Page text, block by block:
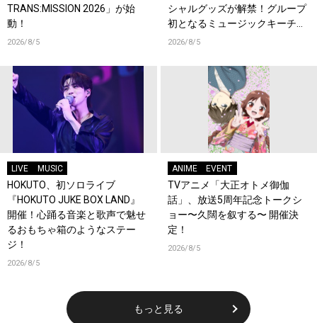
TRANS:MISSION 2026」が始
動！
2026/8/5
シャルグッズが解禁！グループ
初となるミュージックキーチェ
ーンが登場！
2026/8/5
LIVE MUSIC
HOKUTO、初ソロライブ
『HOKUTO JUKE BOX LAND』
開催！心踊る音楽と歌声で魅せ
るおもちゃ箱のようなステー
ジ！
2026/8/5
ANIME EVENT
TVアニメ「大正オトメ御伽
話」、放送5周年記念トークシ
ョー〜久闊を叙する〜 開催決
定！
2026/8/5
もっと見る